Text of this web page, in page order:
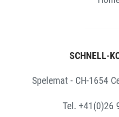
SCHNELL-
Spelemat - CH-1654
Tel. +41(0)26